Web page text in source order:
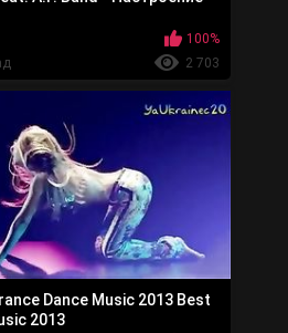
100%
2 703
Dance Music 2013 Best
2013